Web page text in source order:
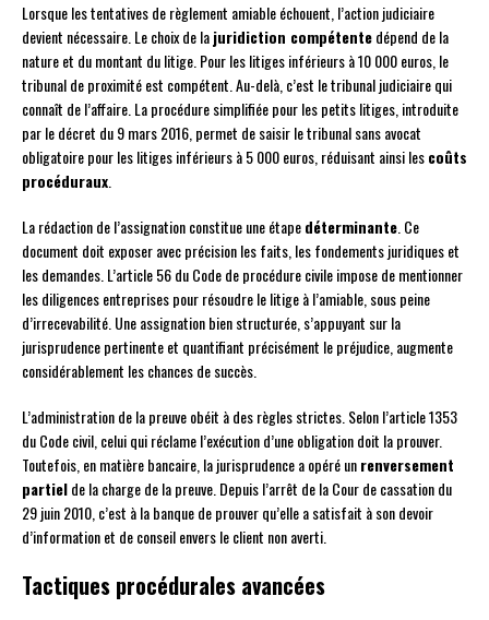
Lorsque les tentatives de règlement amiable échouent, l’action judiciaire
devient nécessaire. Le choix de lajuridiction compétentedépend de la
nature et du montant du litige. Pour les litiges inférieurs à 10 000 euros, le
tribunal de proximité est compétent. Au-delà, c’est le tribunal judiciaire qui
connaît de l’affaire. La procédure simplifiée pour les petits litiges, introduite
par le décret du 9 mars 2016, permet de saisir le tribunal sans avocat
obligatoire pour les litiges inférieurs à 5 000 euros, réduisant ainsi lescoûts
procéduraux.
La rédaction de l’assignation constitue une étapedéterminante. Ce
document doit exposer avec précision les faits, les fondements juridiques et
les demandes. L’article 56 du Code de procédure civile impose de mentionner
les diligences entreprises pour résoudre le litige à l’amiable, sous peine
d’irrecevabilité. Une assignation bien structurée, s’appuyant sur la
jurisprudence pertinente et quantifiant précisément le préjudice, augmente
considérablement les chances de succès.
L’administration de la preuve obéit à des règles strictes. Selon l’article 1353
du Code civil, celui qui réclame l’exécution d’une obligation doit la prouver.
Toutefois, en matière bancaire, la jurisprudence a opéré unrenversement
partielde la charge de la preuve. Depuis l’arrêt de la Cour de cassation du
29 juin 2010, c’est à la banque de prouver qu’elle a satisfait à son devoir
d’information et de conseil envers le client non averti.
Tactiques procédurales avancées